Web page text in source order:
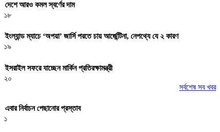
দেশে আরও কমল স্বর্ণের দাম
১৮
ইংল্যান্ড ম্যাচে ‘অপয়া’ জার্সি পরতে চায় আর্জেন্টিনা, নেপথ্যে যে ২ কারণ
১৯
ইসরাইল সফরে যাচ্ছেন মার্কিন প্রতিরক্ষামন্ত্রী
২০
সর্বশেষ সব খবর
এবার নির্বাচন পেছানোর প্রস্তাব
১